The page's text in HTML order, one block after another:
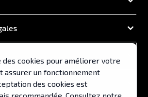
des cookies pour améliorer votre
assurer un fonctionnement
des cookies est